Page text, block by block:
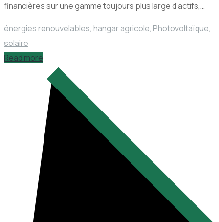
financières sur une gamme toujours plus large d’actifs,…
énergies renouvelables, hangar agricole, Photovoltaïque,
solaire
Read more